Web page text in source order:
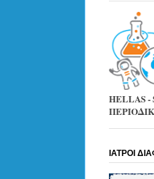
HELLAS -
ΙΑΤΡΟΙ